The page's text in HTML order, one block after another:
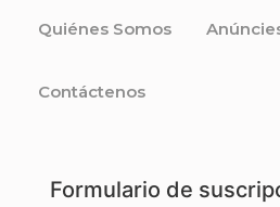
Quiénes Somos
Contáctenos
Formulario de